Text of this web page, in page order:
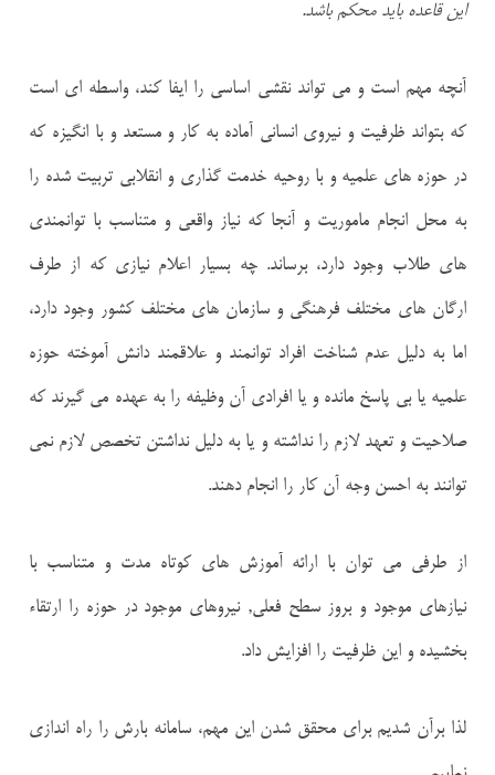
این قاعده باید محکم باشد.
آنچه مهم است و می تواند نقشی اساسی را ایفا کند، واسطه ای است
که بتواند ظرفیت و نیروی انسانی آماده به کار و مستعد و با انگیزه که
در حوزه های علمیه و با روحیه خدمت گذاری و انقلابی تربیت شده را
به محل انجام ماموریت و آنجا که نیاز واقعی و متناسب با توانمندی
های طلاب وجود دارد، برساند. چه بسیار اعلام نیازی که از طرف
ارگان های مختلف فرهنگی و سازمان های مختلف کشور وجود دارد،
اما به دلیل عدم شناخت افراد توانمند و علاقمند دانش آموخته حوزه
علمیه یا بی پاسخ مانده و یا افرادی آن وظیفه را به عهده می گیرند که
صلاحیت و تعهد لازم را نداشته و یا به دلیل نداشتن تخصص لازم نمی
توانند به احسن وجه آن کار را انجام دهند.
از طرفی می توان با ارائه آموزش های کوتاه مدت و متناسب با
نیازهای موجود و بروز سطح فعلی, نیروهای موجود در حوزه را ارتقاء
بخشیده و این ظرفیت را افزایش داد.
لذا برآن شدیم برای محقق شدن این مهم، سامانه بارش را راه اندازی